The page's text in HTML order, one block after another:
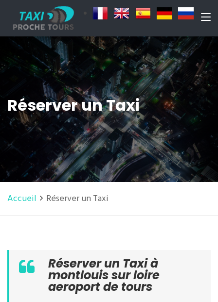
Réserver un Taxi
Accueil Réserver un Taxi
Réserver un Taxi à
montlouis sur loire
aeroport de tours